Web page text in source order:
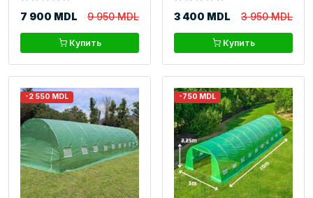
7 900 MDL 9 950 MDL
Купить
3 400 MDL 3 950 MDL
Купить
-2 550 MDL -750 MDL